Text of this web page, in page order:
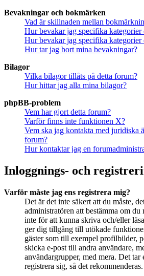
Bevakningar och bokmärken
Vad är skillnaden mellan
Hur bevakar jag specifika kategorier
Hur bevakar jag specifika kategorier
Hur tar jag bort mina bevakningar?
Bilagor
Vilka bilagor tillåts på detta forum?
Hur hittar jag alla mina bilagor?
phpBB-problem
Vem har gjort detta forum?
Varför finns inte funktionen X?
Vem ska jag kontakta med juridiska
forum?
Hur kontaktar jag en
Inloggnings- och
Varför måste jag ens registrera mig?
Det är det inte säkert att du måste,
administratören att bestämma om du
inte för att kunna skriva och/eller
ger dig tillgång till utökade
gäster som till exempel profilbilder,
skicka e-post till andra användare,
användargrupper, med mera. Det tar
registrera sig, så det rekommenderas.